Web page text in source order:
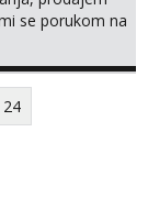
se porukom na
24